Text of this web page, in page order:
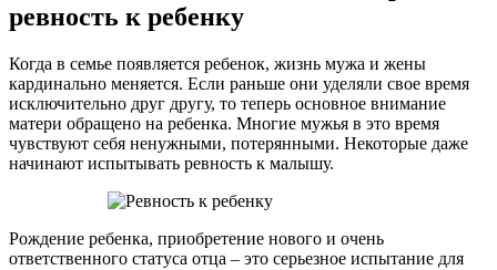
ревность к ребенку
Когда в семье появляется ребенок, жизнь мужа и жены
кардинально меняется. Если раньше они уделяли свое время
исключительно друг другу, то теперь основное внимание
матери обращено на ребенка. Многие мужья в это время
чувствуют себя ненужными, потерянными. Некоторые даже
начинают испытывать ревность к малышу.
Рождение ребенка, приобретение нового и очень
ответственного статуса отца – это серьезное испытание для